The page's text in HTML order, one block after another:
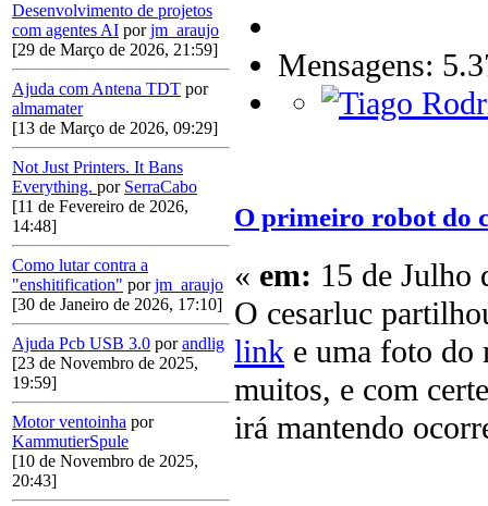
Desenvolvimento de projetos
com agentes AI porjm_araujo
[29 de Março de 2026, 21:59]
Ajuda com Antena TDT por
almamater
[13 de Março de 2026, 09:29]
Not Just Printers. It Bans
Everything. por SerraCabo
[11 de Fevereiro de 2026,
14:48]
Como lutar contra a
"enshitification" porjm_araujo
[30 de Janeiro de 2026, 17:10]
Ajuda Pcb USB 3.0 porandlig
[23 de Novembro de 2025,
19:59]
Motor ventoinha por
KammutierSpule
[10 de Novembro de 2025,
20:43]
Mensagens:
O primeiro robot do
« em: 15 de Julho
O cesarluc
link e uma foto do
muitos, e com
irá mantendo